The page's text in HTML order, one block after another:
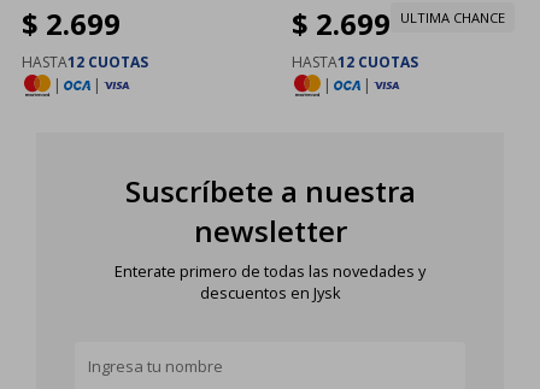
$ 2.699
HASTA12 CUOTAS
|
|
rosa
$ 2.699 ULTIMA CHANCE
HASTA12 CUOTAS
|
|
Suscríbete a nuestra
newsletter
Enterate primero de todas las novedades y
descuentos en Jysk